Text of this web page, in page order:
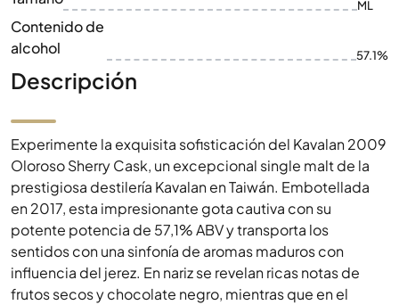
ML
Contenido de
alcohol
57.1%
Descripción
Experimente la exquisita sofisticación del Kavalan 2009
Oloroso Sherry Cask, un excepcional single malt de la
prestigiosa destilería Kavalan en Taiwán. Embotellada
en 2017, esta impresionante gota cautiva con su
potente potencia de 57,1% ABV y transporta los
sentidos con una sinfonía de aromas maduros con
influencia del jerez. En nariz se revelan ricas notas de
frutos secos y chocolate negro, mientras que en el